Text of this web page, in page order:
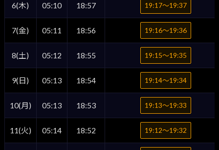
6(木) 05:10 18:57 19:17〜19:37
7(金) 05:11 18:56 19:16〜19:36
8(土) 05:12 18:55 19:15〜19:35
9(日) 05:13 18:54 19:14〜19:34
10(月) 05:13 18:53 19:13〜19:33
11(火) 05:14 18:52 19:12〜19:32